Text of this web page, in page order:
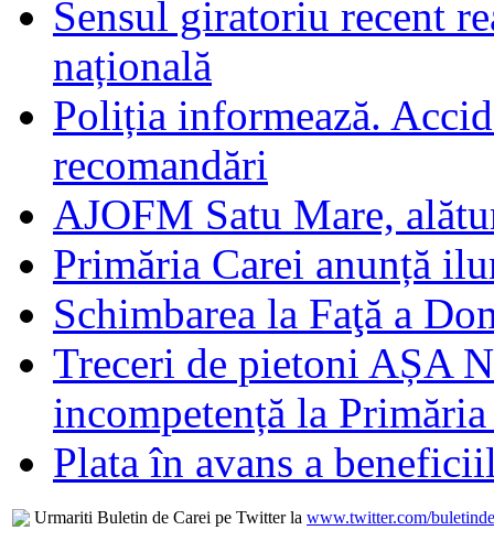
Sensul giratoriu recent
națională
Poliția informează.
recomandări
AJOFM Satu Mare,
Primăria Carei anunță
Schimbarea la Faţă a
Treceri de pietoni AȘA
incompetență la
Plata în avans a
Urmariti Buletin de Carei pe Twitter la www.twitter.com/